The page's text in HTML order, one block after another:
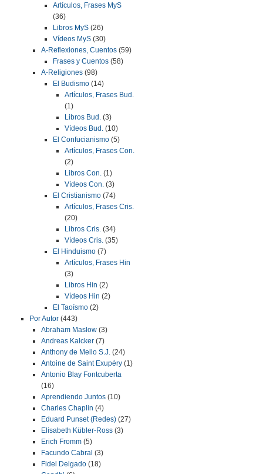
Artículos, Frases MyS
(36)
Libros MyS (26)
Vídeos MyS (30)
A-Reflexiones, Cuentos (59)
Frases y Cuentos (58)
A-Religiones (98)
El Budismo (14)
Artículos, Frases Bud.
(1)
Libros Bud. (3)
Vídeos Bud. (10)
El Confucianismo (5)
Artículos, Frases Con.
(2)
Libros Con. (1)
Vídeos Con. (3)
El Cristianismo (74)
Artículos, Frases Cris.
(20)
Libros Cris. (34)
Vídeos Cris. (35)
El Hinduismo (7)
Artículos, Frases Hin
(3)
Libros Hin (2)
Vídeos Hin (2)
El Taoísmo (2)
Por Autor (443)
Abraham Maslow (3)
Andreas Kalcker (7)
Anthony de Mello S.J. (24)
Antoine de Saint Exupéry (1)
Antonio Blay Fontcuberta
(16)
Aprendiendo Juntos (10)
Charles Chaplin (4)
Eduard Punset (Redes) (27)
Elisabeth Kübler-Ross (3)
Erich Fromm (5)
Facundo Cabral (3)
Fidel Delgado (18)